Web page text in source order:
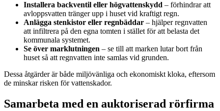
Installera backventil eller högvattenskydd – förhindrar att
avloppsvatten tränger upp i huset vid kraftigt regn.
Anlägga stenkistor eller regnbäddar – hjälper regnvatten
att infiltrera på den egna tomten i stället för att belasta det
kommunala systemet.
Se över marklutningen – se till att marken lutar bort från
huset så att regnvatten inte samlas vid grunden.
Dessa åtgärder är både miljövänliga och ekonomiskt kloka, eftersom
de minskar risken för vattenskador.
Samarbeta med en auktoriserad rörfirma